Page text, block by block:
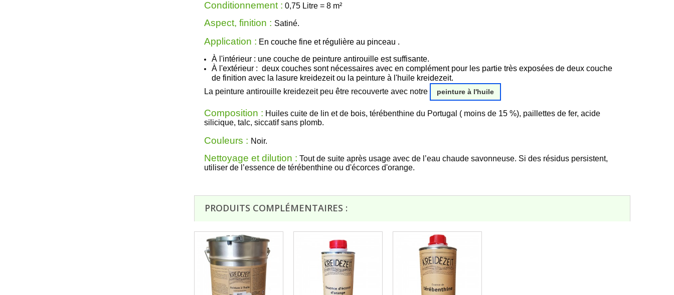
Conditionnement : 0,75 Litre = 8 m²
Aspect, finition : Satiné.
Application : En couche fine et régulière au pinceau .
À l'intérieur : une couche de peinture antirouille est suffisante.
À l'extérieur : deux couches sont nécessaires avec en complément pour les partie très exposées de deux couche
de finition avec la lasure kreidezeit ou la peinture à l'huile kreidezeit.
La peinture antirouille kreidezeit peu être recouverte avec notre
peinture à l'huile
Composition : Huiles cuite de lin et de bois, térébenthine du Portugal ( moins de 15 %), paillettes de fer, acide
silicique, talc, siccatif sans plomb.
Couleurs : Noir.
Nettoyage et dilution : Tout de suite après usage avec de l’eau chaude savonneuse. Si des résidus persistent,
utiliser de l’essence de térébenthine ou d'écorces d'orange.
PRODUITS COMPLÉMENTAIRES :